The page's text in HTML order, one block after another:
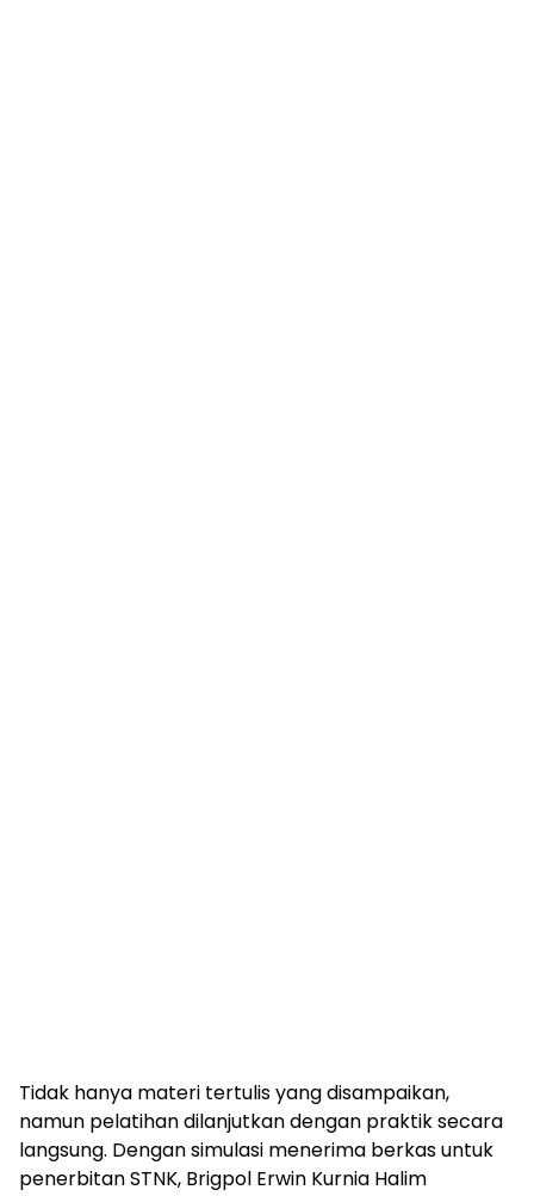
Tidak hanya materi tertulis yang disampaikan,
namun pelatihan dilanjutkan dengan praktik secara
langsung. Dengan simulasi menerima berkas untuk
penerbitan STNK, Brigpol Erwin Kurnia Halim